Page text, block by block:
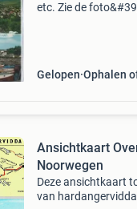
etc. Zie de
Gelopen Ophalen
Ansichtkaart
Noorwegen
Deze ansichtkaart
van